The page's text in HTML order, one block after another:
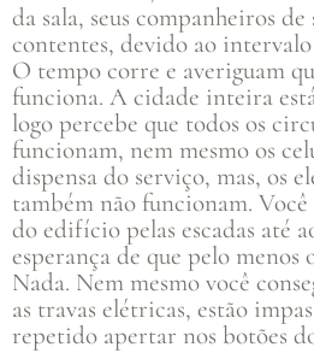
da sala, seus companheiros
contentes, devido ao
O tempo corre e averiguam
funciona. A cidade inteira
logo percebe que todos os
funcionam, nem mesmo os
dispensa do serviço, mas, os
também não funcionam. Você
do edifício pelas escadas até
esperança de que pelo menos
Nada. Nem mesmo você
as travas elétricas, estão
repetido apertar nos botões